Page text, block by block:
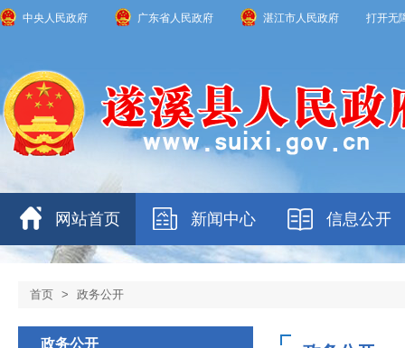
中央人民政府 广东省人民政府 湛江市人民政府 打开无
网站首页 新闻中心 信息公开
首页 > 政务公开
政务公开